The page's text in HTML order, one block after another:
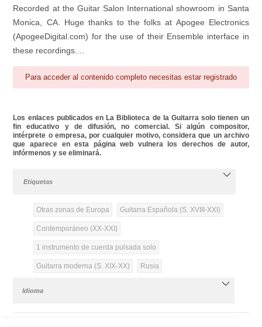
Recorded at the Guitar Salon International showroom in Santa
Monica, CA. Huge thanks to the folks at Apogee Electronics
(ApogeeDigital.com) for the use of their Ensemble interface in
these recordings....
Para acceder al contenido completo necesitas estar registrado
Los enlaces publicados en La Biblioteca de la Guitarra solo tienen un
fin educativo y de difusión, no comercial. Si algún compositor,
intérprete o empresa, por cualquier motivo, considera que un archivo
que aparece en esta página web vulnera los derechos de autor,
infórmenos y se eliminará.
Etiquetas
Otras zonas de Europa Guitarra Española (S. XVIII-XXI)
Contemporáneo (XX-XXI)
1 instrumento de cuerda pulsada solo
Guitarra moderna (S. XIX-XX) Rusia
Idioma